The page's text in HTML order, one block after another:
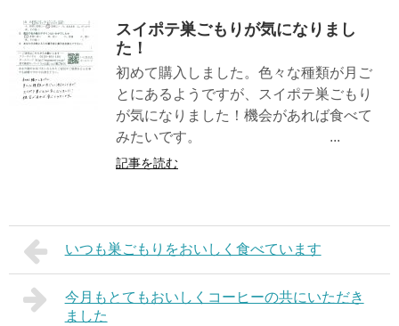
スイポテ巣ごもりが気になりまし
た！
初めて購入しました。色々な種類が月ご
とにあるようですが、スイポテ巣ごもり
が気になりました！機会があれば食べて
みたいです。 ...
記事を読む
いつも巣ごもりをおいしく食べています
今月もとてもおいしくコーヒーの共にいただき
ました